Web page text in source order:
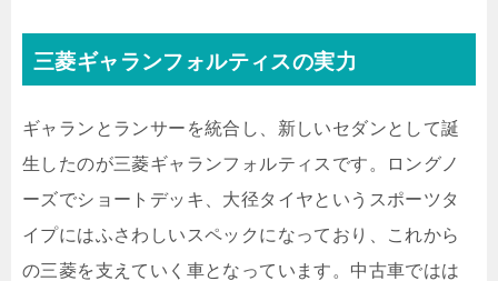
三菱ギャランフォルティスの実力
ギャランとランサーを統合し、新しいセダンとして誕
生したのが三菱ギャランフォルティスです。ロングノ
ーズでショートデッキ、大径タイヤというスポーツタ
イプにはふさわしいスペックになっており、これから
の三菱を支えていく車となっています。中古車ではは